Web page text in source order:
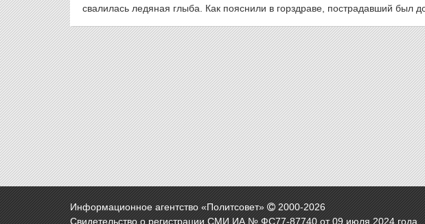
свалилась ледяная глыба. Как пояснили в горздраве, пострадавший был
Информационное агентство «Политсовет» 2000-2026
Свидетельство о регистрации СМИ ИА № ФС77-87740 от 09 июля 2024 года.